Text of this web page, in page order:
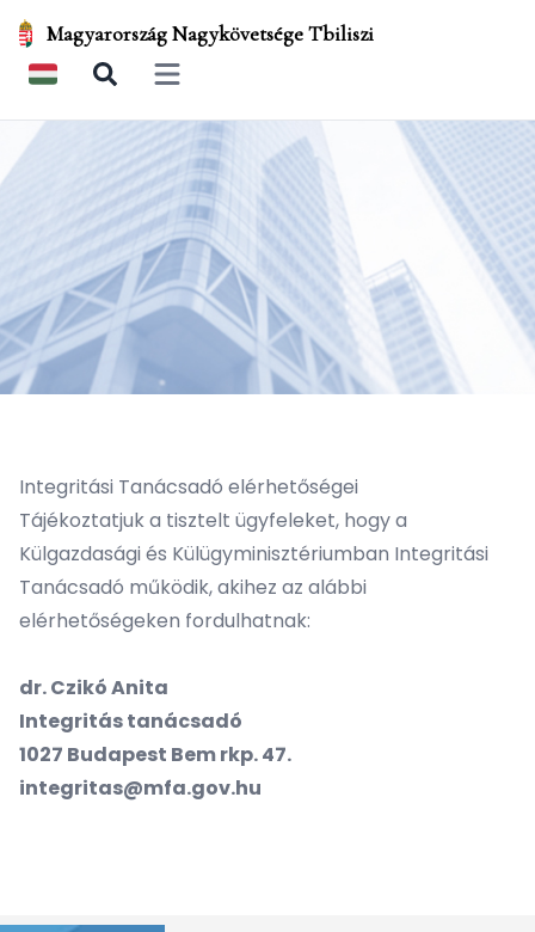
Magyarország Nagykövetsége Tbiliszi
Open main menu
Integritási Tanácsadó elérhetőségei
Tájékoztatjuk a tisztelt ügyfeleket, hogy a
Külgazdasági és Külügyminisztériumban Integritási
Tanácsadó működik, akihez az alábbi
elérhetőségeken fordulhatnak:
dr. Czikó Anita
Integritás tanácsadó
1027 Budapest Bem rkp. 47.
integritas@mfa.gov.hu